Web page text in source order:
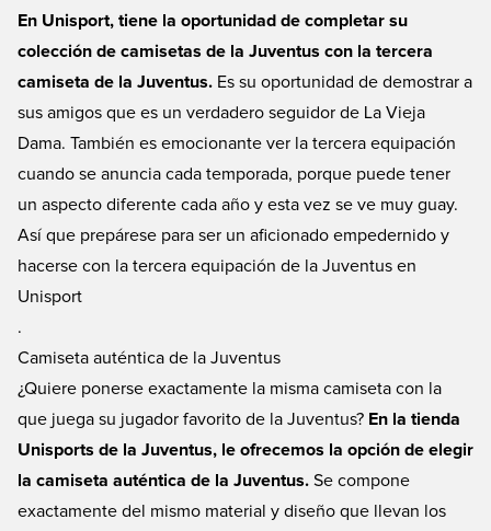
En Unisport, tiene la oportunidad de completar su
colección de camisetas de la Juventus con la tercera
camiseta de la Juventus. Es su oportunidad de demostrar a
sus amigos que es un verdadero seguidor de La Vieja
Dama. También es emocionante ver la tercera equipación
cuando se anuncia cada temporada, porque puede tener
un aspecto diferente cada año y esta vez se ve muy guay.
Así que prepárese para ser un aficionado empedernido y
hacerse con la tercera equipación de la Juventus en
Unisport
.
Camiseta auténtica de la Juventus
¿Quiere ponerse exactamente la misma camiseta con la
que juega su jugador favorito de la Juventus? En la tienda
Unisports de la Juventus, le ofrecemos la opción de elegir
la camiseta auténtica de la Juventus. Se compone
exactamente del mismo material y diseño que llevan los